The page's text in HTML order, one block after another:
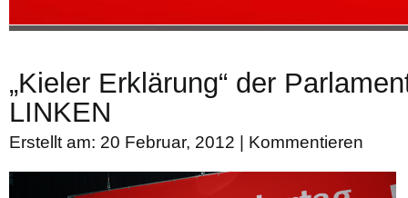
„Kieler Erklärung“ der
LINKEN
Erstellt am: 20 Februar, 2012 | Kommentieren